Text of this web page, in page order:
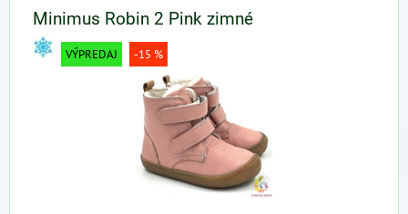
Minimus Robin 2 Pink zimné
VÝPREDAJ -15 %